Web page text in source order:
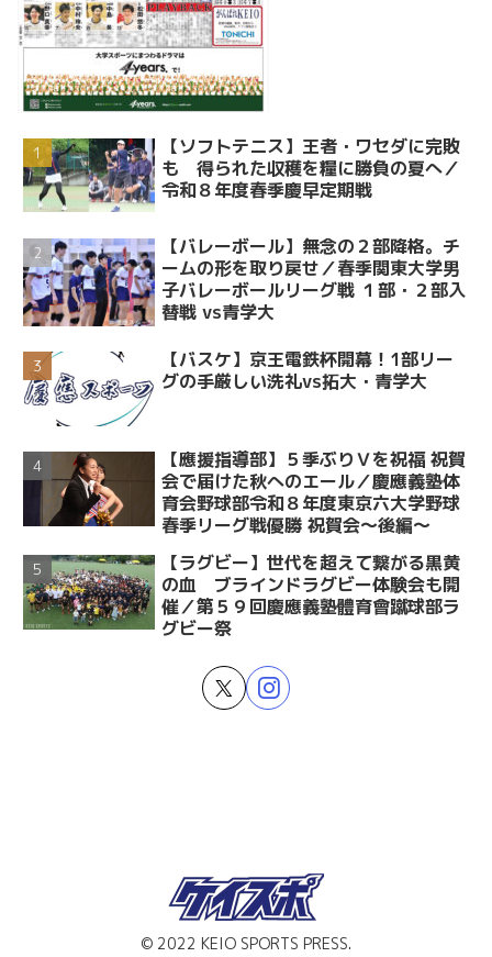
【ソフトテニス】王者・ワセダに完敗
も 得られた収穫を糧に勝負の夏へ／
令和８年度春季慶早定期戦
【バレーボール】無念の２部降格。チ
ームの形を取り戻せ／春季関東大学男
子バレーボールリーグ戦 １部・２部入
替戦 vs青学大
【バスケ】京王電鉄杯開幕！1部リー
グの手厳しい洗礼vs拓大・青学大
【應援指導部】５季ぶりＶを祝福 祝賀
会で届けた秋へのエール／慶應義塾体
育会野球部令和８年度東京六大学野球
春季リーグ戦優勝 祝賀会～後編～
【ラグビー】世代を超えて繋がる黒黄
の血 ブラインドラグビー体験会も開
催／第５９回慶應義塾體育會蹴球部ラ
グビー祭
© 2022 KEIO SPORTS PRESS.